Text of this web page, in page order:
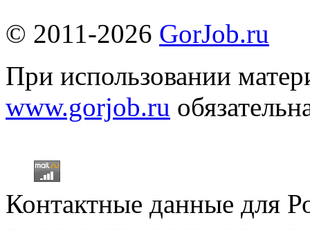
© 2011-2026 GorJob.ru
При использовании
www.gorjob.ru
Контактные данные для